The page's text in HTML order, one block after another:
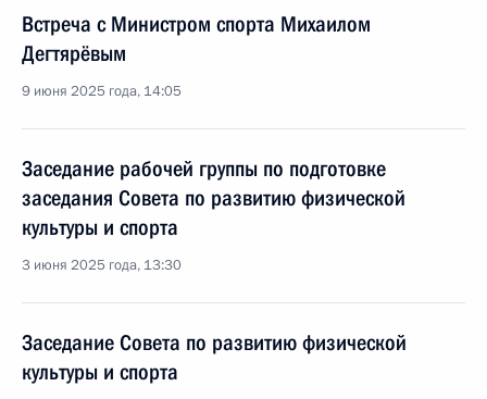
Встреча с Министром спорта Михаилом
Дегтярёвым
9 июня 2025 года, 14:05
Заседание рабочей группы по подготовке
заседания Совета по развитию физической
культуры и спорта
3 июня 2025 года, 13:30
Заседание Совета по развитию физической
культуры и спорта